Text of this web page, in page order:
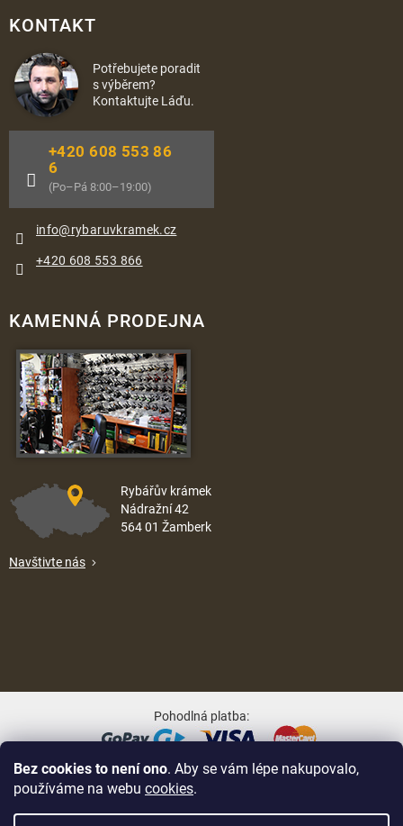
Bez cookies to není ono. Aby se vám lépe nakupovalo,
používáme na webu cookies.
KONTAKT
Potřebujete poradit
s výběrem?
Kontaktujte Láďu.
info@rybaruvkramek.cz
+420 608 553 86
6
(Po–Pá 8:00–19:00)
+420 608 553 866
KAMENNÁ PRODEJNA
Rybářův krámek
Nádražní 42
564 01 Žamberk
Navštivte nás
Pohodlná platba:
Oblíbené způsoby dopravy: